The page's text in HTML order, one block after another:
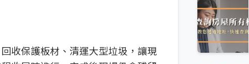
收保護板材、清運大型垃圾，讓現